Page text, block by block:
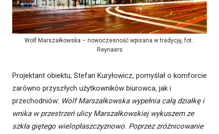
Wolf Marszałkowska – nowoczesność wpisana w tradycję, fot.:
Reynaers
Projektant obiektu, Stefan Kuryłowicz, pomyślał o komforcie
zarówno przyszłych użytkowników biurowca, jak i
przechodniów: Wolf Marszałkowska wypełnia całą działkę i
wnika w przestrzeń ulicy Marszałkowskiej wykuszem ze
szkła giętego wielopłaszczyznowo. Poprzez zróżnicowanie